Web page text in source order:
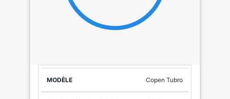
%
DE
Copen Tubro